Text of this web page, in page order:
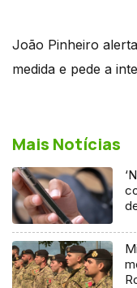
João Pinheiro
medida e pede a
Mais Notícias